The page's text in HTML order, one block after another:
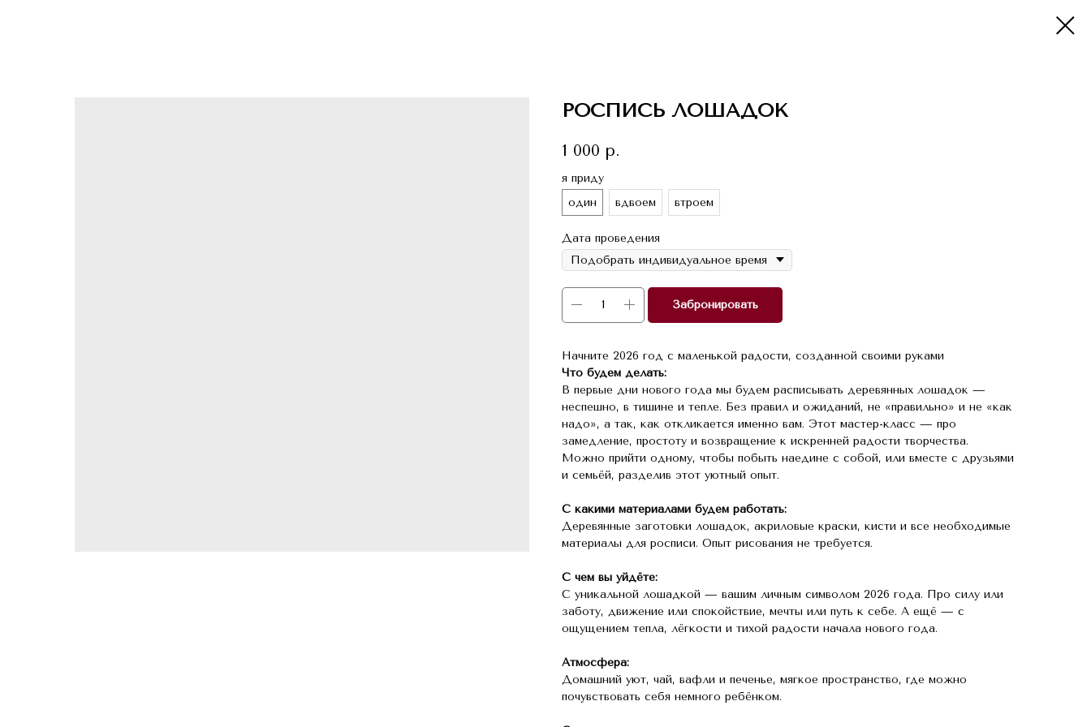
РОСПИСЬ ЛОШАДОК
1 000 р.
я приду
один
вдвоем втроем
Дата проведения
Забронировать
Начните 2026 год с маленькой радости, созданной своими руками
Что будем делать:
В первые дни нового года мы будем расписывать деревянных лошадок —
неспешно, в тишине и тепле. Без правил и ожиданий, не «правильно» и не «как
надо», а так, как откликается именно вам. Этот мастер-класс — про
замедление, простоту и возвращение к искренней радости творчества.
Можно прийти одному, чтобы побыть наедине с собой, или вместе с друзьями
и семьёй, разделив этот уютный опыт.
С какими материалами будем работать:
Деревянные заготовки лошадок, акриловые краски, кисти и все необходимые
материалы для росписи. Опыт рисования не требуется.
С чем вы уйдёте:
С уникальной лошадкой — вашим личным символом 2026 года. Про силу или
заботу, движение или спокойствие, мечты или путь к себе. А ещё — с
ощущением тепла, лёгкости и тихой радости начала нового года.
Атмосфера:
Домашний уют, чай, вафли и печенье, мягкое пространство, где можно
почувствовать себя немного ребёнком.